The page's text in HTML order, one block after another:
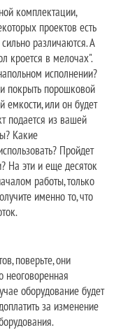
комплектации,
проектов есть
различаются. А
кроется в мелочах".
исполнении?
покрыть порошковой
емкости, или он будет
подается из вашей
Какие
Пройдет
На эти и еще десяток
работы, только
именно то, что
поверьте, они
неоговоренная
оборудование будет
за изменение